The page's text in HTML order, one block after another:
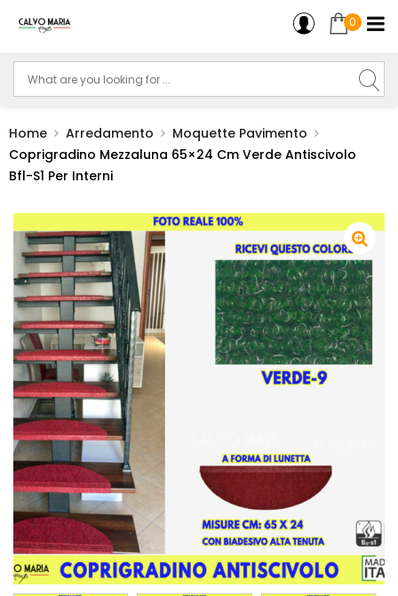
0
Home Arredamento
Moquette Pavimento
Coprigradino Mezzaluna 65×24 Cm Verde Antiscivolo
Bfl-S1 Per Interni